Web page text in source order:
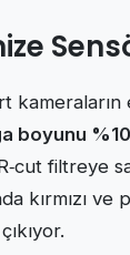
kameraların
boyunu
filtreye
kırmızı ve